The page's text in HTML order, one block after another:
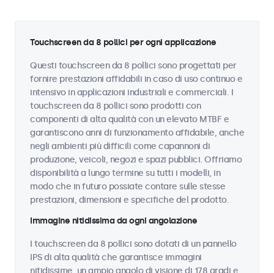
Touchscreen da 8 pollici per ogni applicazione
Questi touchscreen da 8 pollici sono progettati per
fornire prestazioni affidabili in caso di uso continuo e
intensivo in applicazioni industriali e commerciali. I
touchscreen da 8 pollici sono prodotti con
componenti di alta qualità con un elevato MTBF e
garantiscono anni di funzionamento affidabile, anche
negli ambienti più difficili come capannoni di
produzione, veicoli, negozi e spazi pubblici. Offriamo
disponibilità a lungo termine su tutti i modelli, in
modo che in futuro possiate contare sulle stesse
prestazioni, dimensioni e specifiche del prodotto.
Immagine nitidissima da ogni angolazione
I touchscreen da 8 pollici sono dotati di un pannello
IPS di alta qualità che garantisce immagini
nitidissime, un ampio angolo di visione di 178 gradi e